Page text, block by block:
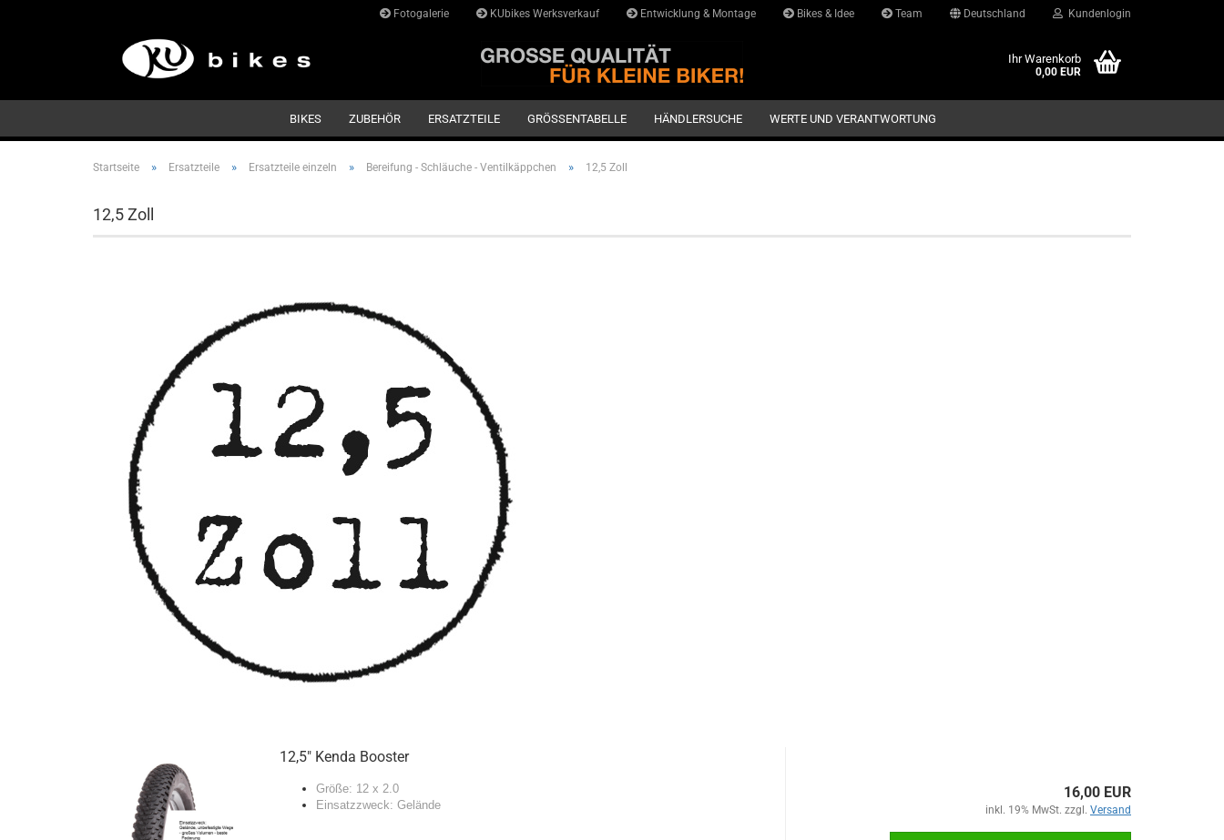
Fotogalerie KUbikes Werksverkauf Entwicklung & Montage Bikes & Idee Team Deutschland Kundenlogin
Ihr Warenkorb
0,00 EUR
BIKES ZUBEHÖR ERSATZTEILE GRÖSSENTABELLE HÄNDLERSUCHE WERTE UND VERANTWORTUNG
Startseite » Ersatzteile » Ersatzteile einzeln » Bereifung - Schläuche - Ventilkäppchen » 12,5 Zoll
12,5 Zoll
12,5" Kenda Booster
Größe: 12 x 2.0
Einsatzzweck: Gelände
16,00 EUR
inkl. 19% MwSt. zzgl. Versand